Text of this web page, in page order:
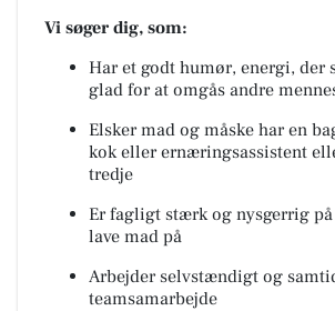
Vi søger dig, som:
Har et godt humør, energi, der
glad for at omgås andre
Elsker mad og måske har en
kok eller ernæringsassistent
tredje
Er fagligt stærk og nysgerrig
lave mad på
Arbejder selvstændigt og
teamsamarbejde